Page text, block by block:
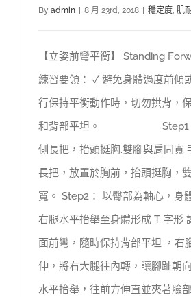
By admin 8 月 23rd, 2018 穩定度, 肌
【立姿前彎平衡】 Standing
練習要領： ✓ 避免身體過度前傾
行保持平衡動作時，切勿拱背，
和背部平坦。 Step1：
側長把，抬頭挺胸.雙腳與肩同寬
長把，放置於胸前，抬頭挺胸，
寬。 Step2： 以臀部為軸心，身
右腿水平抬舉至身體形成 T 字形
面前彎，隨時保持背部平坦 ，右
伸，將右大腿往內轉，讓腳趾朝
水平抬舉，往前方伸直並夾著臉